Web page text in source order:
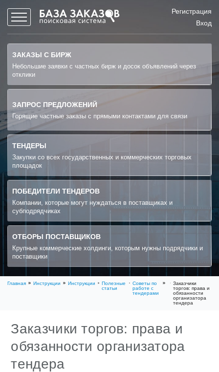
Регистрация
Вход
ЗАКАЗЫ С БИРЖ
Небольшие заявки с частных бирж и досок объявлений через
отклики
ЗАПРОС ПРЕДЛОЖЕНИЙ
Горящие частные заказы с прямыми контактами для связи
ТЕНДЕРЫ
Закупки со всех государственных и коммерческих торговых
площадок
ПОБЕДИТЕЛИ ТЕНДЕРОВ
Компании, которые могут нуждаться в поставщиках и
субподрядчиках
ОТБОРЫ ПОСТАВЩИКОВ
Крупные коммерческие холдинги, которым нужны подрядчики и
поставщики
Главная Инструкции Инструкции
Полезные
статьи
Советы по
работе с
тендерами
Заказчики
торгов: права и
обязанности
организатора
тендера
Заказчики торгов: права и
обязанности организатора
тендера